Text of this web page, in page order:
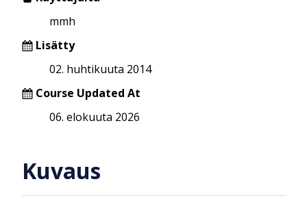
mmh
Lisätty
02. huhtikuuta 2014
Course Updated At
06. elokuuta 2026
Kuvaus